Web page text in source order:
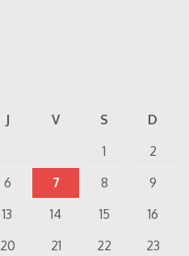
J V S
D
1
2
6 7 8
9
13 14 15
16
20 21 22
23